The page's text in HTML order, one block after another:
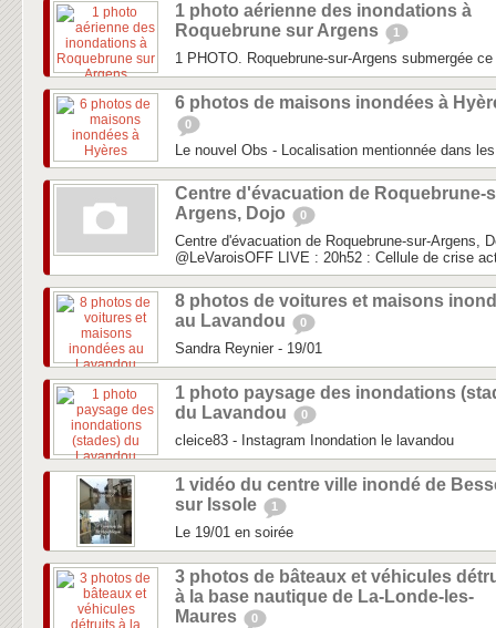
1 photo aérienne des inondations à
Roquebrune sur Argens
1
1 PHOTO. Roquebrune-sur-Argens submergée
6 photos de maisons inondées à
0
Le nouvel Obs - Localisation mentionnée dans
Centre d'évacuation de Roquebrune-
Argens, Dojo
0
Centre d'évacuation de Roquebrune-sur-Argens,
‏@LeVaroisOFF LIVE : 20h52 : Cellule de crise
8 photos de voitures et maisons
au Lavandou
0
Sandra Reynier - 19/01
1 photo paysage des inondations
du Lavandou
0
cleice83 - Instagram Inondation le lavandou
1 vidéo du centre ville inondé de
sur Issole
1
Le 19/01 en soirée
3 photos de bâteaux et véhicules
à la base nautique de La-Londe-les-
Maures
0